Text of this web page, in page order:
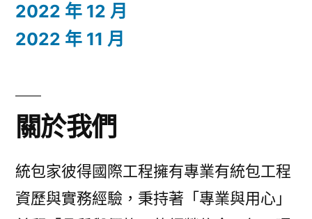
2022 年 12 月
2022 年 11 月
關於我們
統包家彼得國際工程擁有專業有統包工程
資歷與實務經驗，秉持著「專業與用心」